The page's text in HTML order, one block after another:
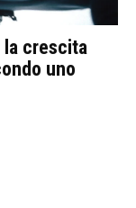
la crescita
uno